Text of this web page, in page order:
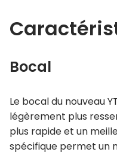
Bocal
Le bocal du nouveau
légèrement plus
plus rapide et un
spécifique permet un